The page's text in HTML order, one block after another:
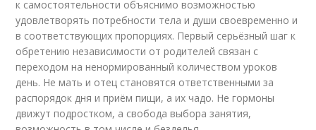
к самостоятельности объяснимо возможностью
удовлетворять потребности тела и души своевременно и
в соответствующих пропорциях. Первый серьёзный шаг к
обретению независимости от родителей связан с
переходом на ненормированный количеством уроков
день. Не мать и отец становятся ответственными за
распорядок дня и приём пищи, а их чадо. Не гормоны
движут подростком, а свобода выбора занятия,